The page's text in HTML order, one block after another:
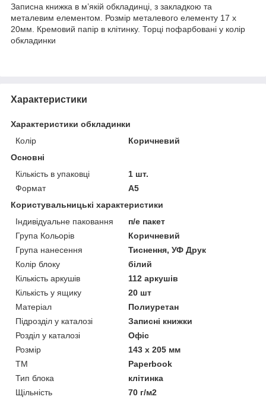
Записна книжка в м’якій обкладинці, з закладкою та
металевим елементом. Розмір металевого елементу 17 х
20мм. Кремовий папір в клітинку. Торці пофарбовані у колір
обкладинки
Характеристики
Характеристики обкладинки
Колір
Коричневий
Основні
Кількість в упаковці
1 шт.
Формат
A5
Користувальницькі характеристики
Індивідуальне паковання
п/е пакет
Група Кольорів
Коричневий
Група нанесення
Тиснення, УФ Друк
Колір блоку
білий
Кількість аркушів
112 аркушів
Кількість у ящику
20 шт
Матеріал
Полиуретан
Підрозділ у каталозі
Записні книжки
Розділ у каталозі
Офіс
Розмір
143 х 205 мм
ТМ
Paperbook
Тип блока
клітинка
Щільність
70 г/м2